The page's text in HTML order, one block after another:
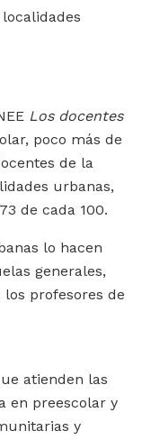
Los docentes
poco más de
de la
urbanas,
de cada 100.
lo hacen
generales,
profesores de
atienden las
en preescolar y
y